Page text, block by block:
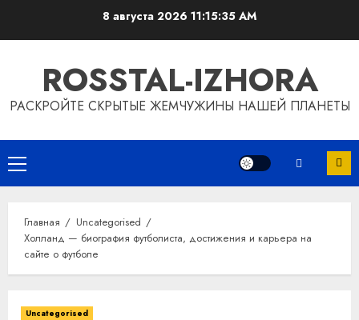
8 августа 2026 11:15:36 AM
ROSSTAL-IZHORA
РАСКРОЙТЕ СКРЫТЫЕ ЖЕМЧУЖИНЫ НАШЕЙ ПЛАНЕТЫ
Основное
меню
Главная
Uncategorised
Холланд — биография футболиста, достижения и карьера на
сайте о футболе
Uncategorised